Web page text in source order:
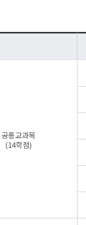
공통교과목
(14학점)